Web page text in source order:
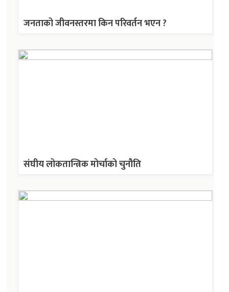
जनताको जीवनस्तरमा किन परिवर्तन भएन ?
संघीय लोकतान्त्रिक मोर्चाको चुनौति